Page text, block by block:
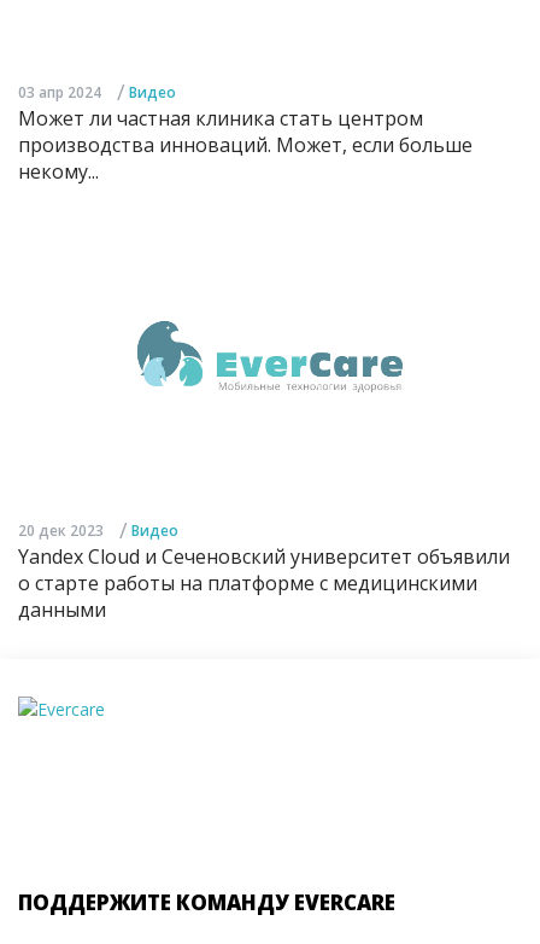
03 апр 2024 / Видео
Может ли частная клиника стать центром
производства инноваций. Может, если больше
некому...
20 дек 2023 / Видео
Yandex Cloud и Сеченовский университет объявили
о старте работы на платформе с медицинскими
данными
ПОДДЕРЖИТЕ КОМАНДУ EVERCARE